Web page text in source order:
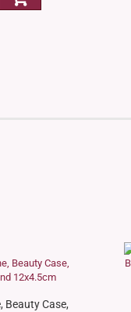
Beauty Case,